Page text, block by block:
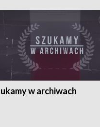
w archiwach